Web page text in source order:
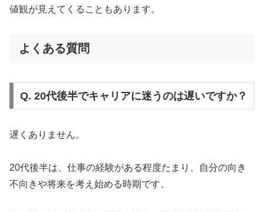
値観が見えてくることもあります。
よくある質問
Q. 20代後半でキャリアに迷うのは遅いですか？
遅くありません。
20代後半は、仕事の経験がある程度たまり、自分の向き
不向きや将来を考え始める時期です。